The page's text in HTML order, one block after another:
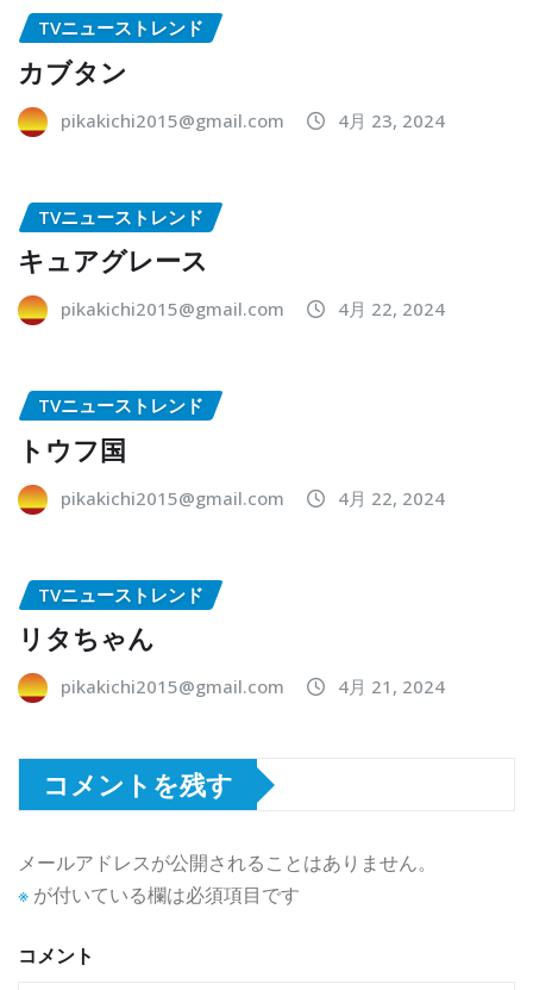
TVニューストレンド
カブタン
pikakichi2015@gmail.com 4月 23, 2024
TVニューストレンド
キュアグレース
pikakichi2015@gmail.com 4月 22, 2024
TVニューストレンド
トウフ国
pikakichi2015@gmail.com 4月 22, 2024
TVニューストレンド
リタちゃん
pikakichi2015@gmail.com 4月 21, 2024
コメントを残す
メールアドレスが公開されることはありません。
※ が付いている欄は必須項目です
コメント